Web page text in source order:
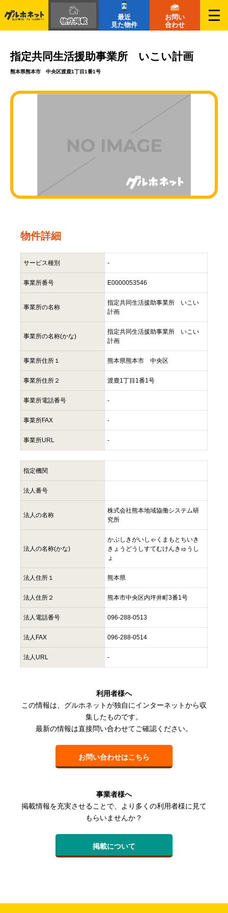
物件掲載
最近
見た物件
お問い
合わせ
指定共同生活援助事業所 いこい計画
熊本県熊本市 中央区渡鹿1丁目1番1号
物件詳細
サービス種別 -
事業所番号 E0000053546
事業所の名称
指定共同生活援助事業所 いこい
計画
事業所の名称(かな)
指定共同生活援助事業所 いこい
計画
事業所住所１ 熊本県熊本市 中央区
事業所住所２ 渡鹿1丁目1番1号
事業所電話番号 -
事業所FAX -
事業所URL -
指定機関
法人番号
法人の名称
株式会社熊本地域協働システム研
究所
法人の名称(かな)
かぶしきがいしゃくまもとちいき
きょうどうしすてむけんきゅうし
ょ
法人住所１ 熊本県
法人住所２ 熊本市中央区内坪井町3番1号
法人電話番号 096-288-0513
法人FAX 096-288-0514
法人URL -
利用者様へ
この情報は、グルホネットが独自にインターネットから収
集したものです。
最新の情報は直接問い合わせてご確認ください。
お問い合わせはこちら
事業者様へ
掲載情報を充実させることで、より多くの利用者様に見て
もらいませんか？
掲載について